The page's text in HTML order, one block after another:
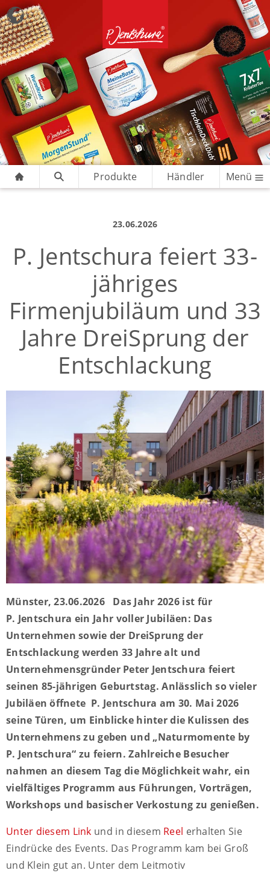
Produkte Händler Menü
23.06.2026
P. Jentschura feiert 33-
jähriges
Firmenjubiläum und 33
Jahre DreiSprung der
Entschlackung
Münster, 23.06.2026 Das Jahr 2026 ist für
P. Jentschura ein Jahr voller Jubiläen: Das
Unternehmen sowie der DreiSprung der
Entschlackung werden 33 Jahre alt und
Unternehmensgründer Peter Jentschura feiert
seinen 85-jährigen Geburtstag. Anlässlich so vieler
Jubiläen öffnete P. Jentschura am 30. Mai 2026
seine Türen, um Einblicke hinter die Kulissen des
Unternehmens zu geben und „Naturmomente by
P. Jentschura“ zu feiern. Zahlreiche Besucher
nahmen an diesem Tag die Möglichkeit wahr, ein
vielfältiges Programm aus Führungen, Vorträgen,
Workshops und basischer Verkostung zu genießen.
Unter diesem Link und in diesem Reel erhalten Sie
Eindrücke des Events. Das Programm kam bei Groß
und Klein gut an. Unter dem Leitmotiv